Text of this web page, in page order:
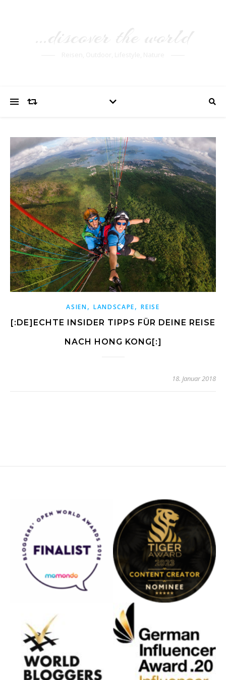
ASIEN, LANDSCAPE,REISE
[:DE]ECHTE INSIDER TIPPS FÜR DEINE REISE
NACH HONG KONG[:]
18. Januar 2018